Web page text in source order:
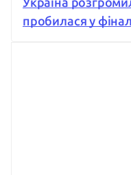
пробилася у